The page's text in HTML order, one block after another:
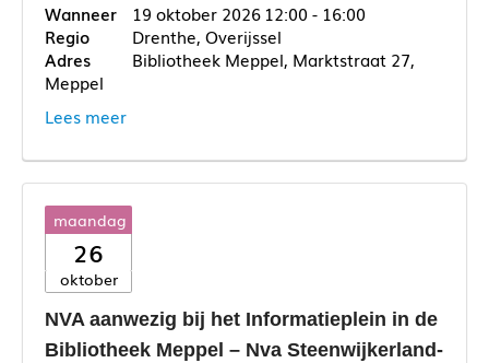
19 oktober 2026 12:00 - 16:00
Drenthe, Overijssel
Bibliotheek Meppel, Marktstraat 27,
Meppel
Lees meer
maandag
26
oktober
NVA aanwezig bij het Informatieplein in de
Bibliotheek Meppel – Nva Steenwijkerland-